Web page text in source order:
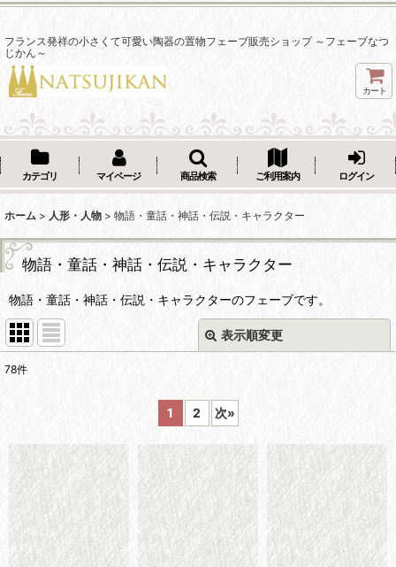
フランス発祥の小さくて可愛い陶器の置物フェーブ販売ショップ ～フェーブなつ
じかん～
カート
カテゴリ マイページ 商品検索 ご利用案内 ログイン
ホーム > 人形・人物 > 物語・童話・神話・伝説・キャラクター
物語・童話・神話・伝説・キャラクター
物語・童話・神話・伝説・キャラクターのフェーブです。
表示順変更
絞り込む
78件
1 2 次»